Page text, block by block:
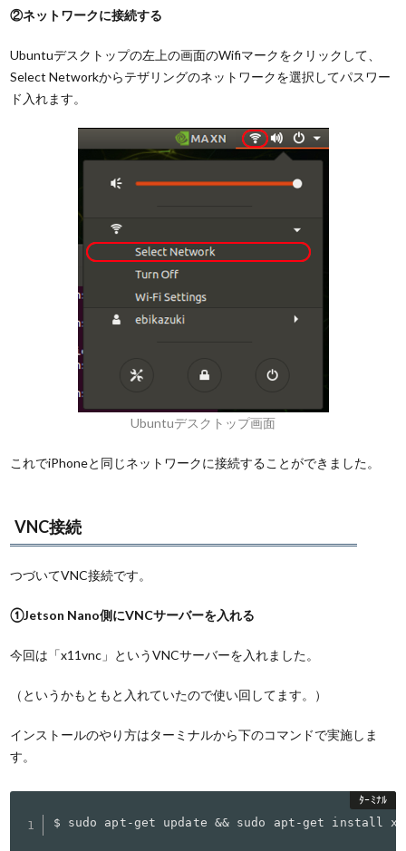
②ネットワークに接続する
Ubuntuデスクトップの左上の画面のWifiマークをクリックして、
Select Networkからテザリングのネットワークを選択してパスワー
ド入れます。
Ubuntuデスクトップ画面
これでiPhoneと同じネットワークに接続することができました。
VNC接続
つづいてVNC接続です。
①Jetson Nano側にVNCサーバーを入れる
今回は「x11vnc」というVNCサーバーを入れました。
（というかもともと入れていたので使い回してます。）
インストールのやり方はターミナルから下のコマンドで実施しま
す。
$ sudo apt-get update && sudo apt-get install